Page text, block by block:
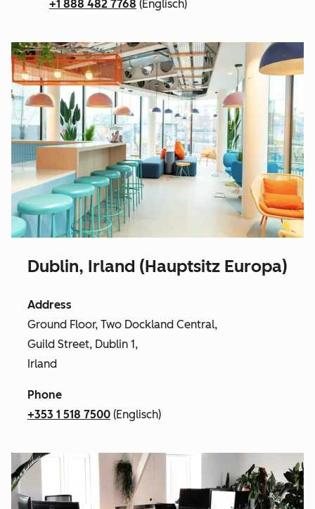
+1 888 482 7768 (Englisch)
Dublin, Irland (Hauptsitz Europa)
Address
Ground Floor, Two Dockland Central,
Guild Street, Dublin 1,
Irland
Phone
+353 1 518 7500 (Englisch)